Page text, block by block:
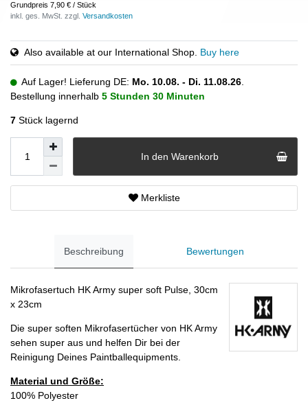
Grundpreis 7,90 € / Stück
inkl. ges. MwSt. zzgl.
Also available at our International Shop. Buy here
Auf Lager! Lieferung DE: Mo. 10.08. - Di. 11.08.26
Bestellung innerhalb 5 Stunden 30 Minuten
7 Stück lagernd
In den Warenkorb
Merkliste
Beschreibung Bewertungen
Mikrofasertuch HK Army super soft Pulse, 30cm
x 23cm
Die super soften Mikrofasertücher von HK Army
sehen super aus und helfen Dir bei der
Reinigung Deines Paintballequipments.
Material und Größe:
100% Polyester